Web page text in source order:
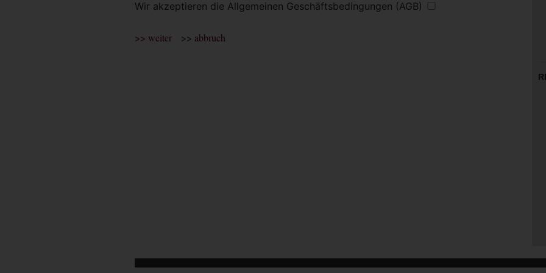
Wir akzeptieren die Allgemeinen Geschäftsbedingungen (AGB)